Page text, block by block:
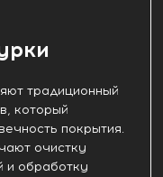
традиционный
который
покрытия.
очистку
и обработку